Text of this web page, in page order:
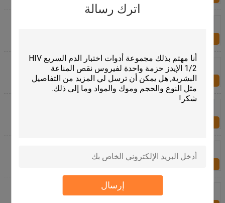
اترك رسالة
إرسال
كواشف أمراض الدم ABX Horiba 5 جزء Diluent Lyse
Clean Pentra 60 80120 عداد الخلايا
الاستفسار الآن
Horiba Diluent Lyse Clean MICROS
Micros 45 60 ABX الكواشف الكواشف التشخيصية
السريرية Horiba Diluent Lyse Clean MICROS 60 /